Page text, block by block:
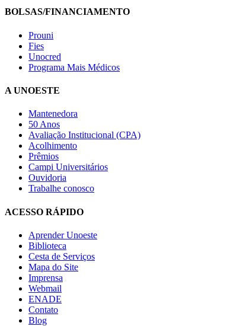
BOLSAS/FINANCIAMENTO
Prouni
Fies
Unocred
Programa Mais Médicos
A UNOESTE
Mantenedora
50 Anos
Avaliação Institucional (CPA)
Acolhimento
Prêmios
Campi Universitários
Ouvidoria
Trabalhe conosco
ACESSO RÁPIDO
Aprender Unoeste
Biblioteca
Cesta de Serviços
Mapa do Site
Imprensa
Webmail
ENADE
Contato
Blog